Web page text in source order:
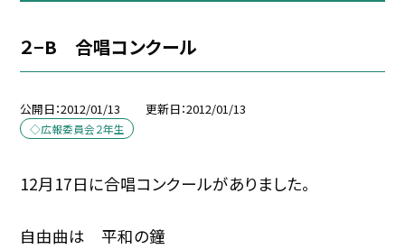
２−B 合唱コンクール
公開日 2012/01/13 更新日 2012/01/13
◇広報委員会２年生
12月17日に合唱コンクールがありました。
自由曲は 平和の鐘